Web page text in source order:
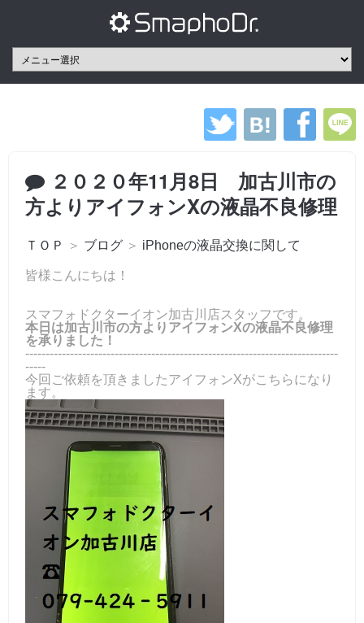
２０２０年11月8日 加古川市の
方よりアイフォンXの液晶不良修理
ＴＯＰ ＞ ブログ ＞ iPhoneの液晶交換に関して
皆様こんにちは！
スマフォドクターイオン加古川店スタッフです。
本日は加古川市の方よりアイフォンXの液晶不良修理
を承りました！
-----------------------------------------------------------------------------
-----
今回ご依頼を頂きましたアイフォンXがこちらになり
ます。